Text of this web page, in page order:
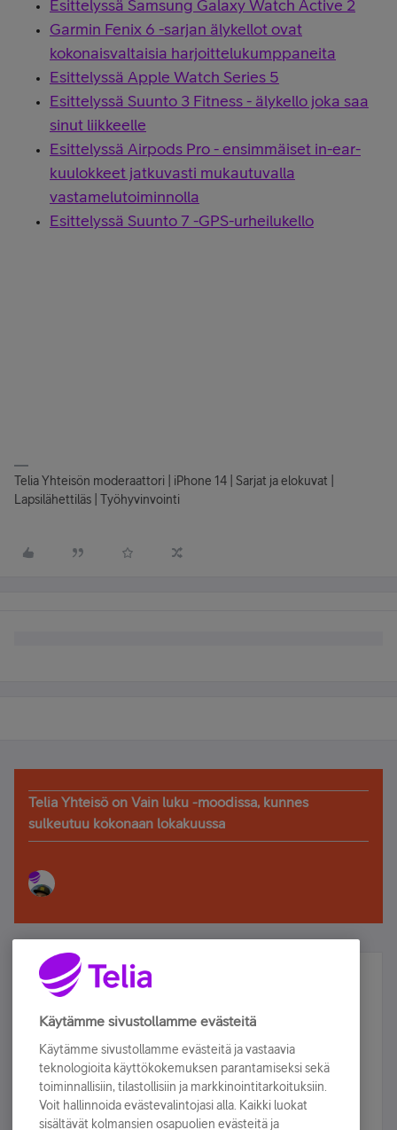
Esittelyssä Samsung Galaxy Watch Active 2
Garmin Fenix 6 -sarjan älykellot ovat
kokonaisvaltaisia harjoittelukumppaneita
Esittelyssä Apple Watch Series 5
Esittelyssä Suunto 3 Fitness - älykello joka saa
sinut liikkeelle
Esittelyssä Airpods Pro - ensimmäiset in-ear-
kuulokkeet jatkuvasti mukautuvalla
vastamelutoiminnolla
Esittelyssä Suunto 7 -GPS-urheilukello
Telia Yhteisön moderaattori | iPhone 14 | Sarjat ja elokuvat |
Lapsilähettiläs | Työhyvinvointi
Telia Yhteisö on Vain luku -moodissa, kunnes
sulkeutuu kokonaan lokakuussa
Älä jää paitsi – osallistu ja voita!
Tilaa Telian uutiskirje ja olet mukana arvonnassa.
sähköpostiisi.
Tilaa nyt
Käytämme sivustollamme evästeitä
Käytämme sivustollamme evästeitä ja vastaavia
teknologioita käyttökokemuksen parantamiseksi sekä
toiminnallisiin, tilastollisiin ja markkinointitarkoituksiin.
Voit hallinnoida evästevalintojasi alla. Kaikki luokat
sisältävät kolmansien osapuolien evästeitä ja